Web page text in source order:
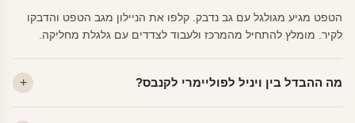
הטפט מגיע מגולגל עם גב נדבק. קלפו את הניילון מגב הטפט והדבקו
לקיר. מומלץ להתחיל מהמרכז ולעבוד לצדדים עם גלגלת מחליקה.
מה ההבדל בין ויניל לפוליימרי לקנבס?